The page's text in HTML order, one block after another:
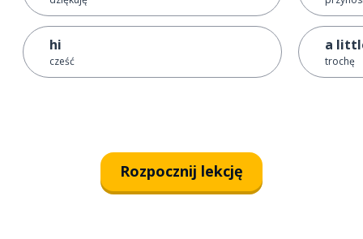
hi
cześć
a
trochę
Rozpocznij lekcję